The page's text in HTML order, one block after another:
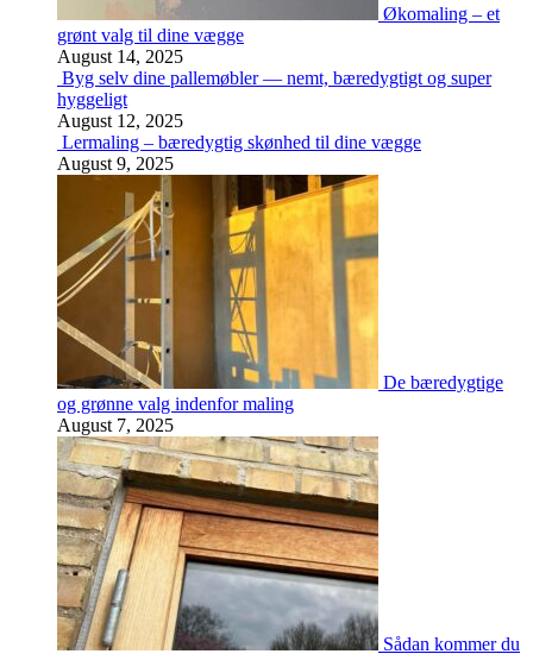
Økomaling – et
grønt valg til dine vægge
August 14, 2025
Byg selv dine pallemøbler — nemt, bæredygtigt og super
hyggeligt
August 12, 2025
Lermaling – bæredygtig skønhed til dine vægge
August 9, 2025
De bæredygtige
og grønne valg indenfor maling
August 7, 2025
Sådan kommer du